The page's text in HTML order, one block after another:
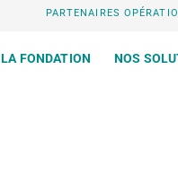
PARTENAIRES
LA FONDATION NOS